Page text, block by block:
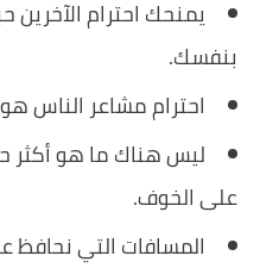
يمنحك احترام
بنفسك.
احترام مشاعر الناس
ليس هناك ما هو أكثر
على الخوف.
المسافات التي نحافظ